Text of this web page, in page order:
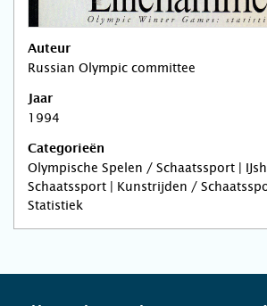
Auteur
Russian Olympic committee
Jaar
1994
Categorieën
Olympische Spelen / Schaatssport |
Schaatssport | Kunstrijden /
Statistiek